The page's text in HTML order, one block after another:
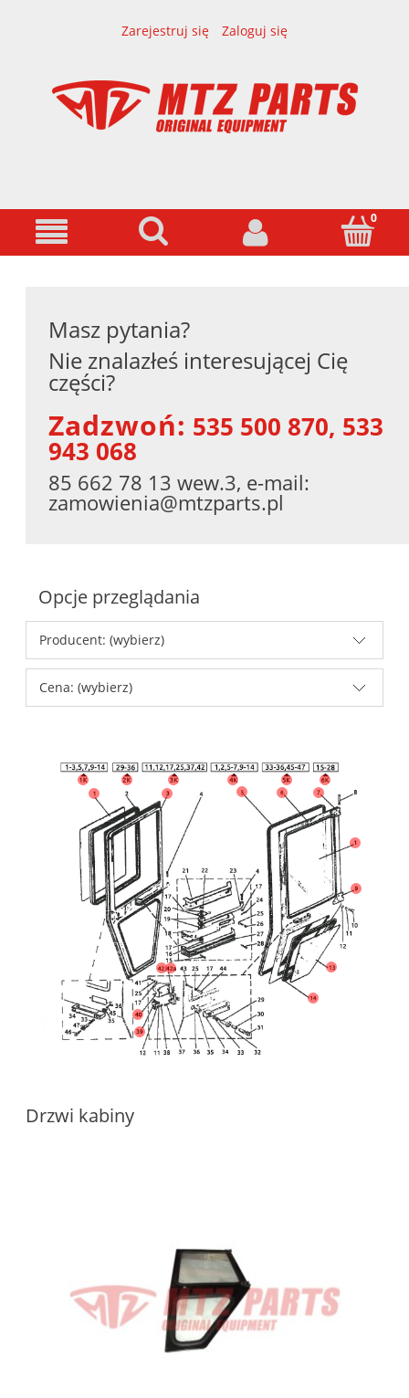
Zarejestruj się Zaloguj się
Masz pytania?
Nie znalazłeś interesującej Cię
części?
Zadzwoń: 535 500 870, 533
943 068
85 662 78 13 wew.3, e-mail:
zamowienia@mtzparts.pl
Opcje przeglądania
Producent: (wybierz)
Cena: (wybierz)
Drzwi kabiny